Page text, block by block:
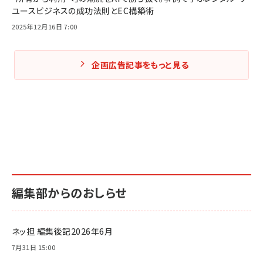
ユースビジネスの成功法則とEC構築術
2025年12月16日 7:00
企画広告記事をもっと見る
編集部からのおしらせ
ネッ担 編集後記2026年6月
7月31日 15:00